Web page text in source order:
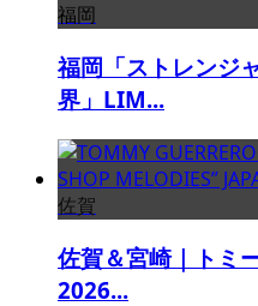
福岡
福岡「ストレンジ
界」LIM...
佐賀
佐賀＆宮崎｜トミ
2026...